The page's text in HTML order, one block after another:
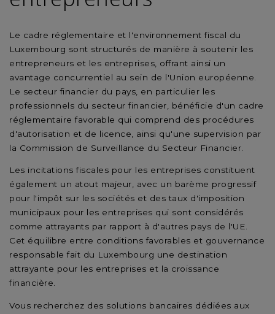
Le cadre réglementaire et l'environnement fiscal du
Luxembourg sont structurés de manière à soutenir les
entrepreneurs et les entreprises, offrant ainsi un
avantage concurrentiel au sein de l'Union européenne.
Le secteur financier du pays, en particulier les
professionnels du secteur financier, bénéficie d'un cadre
réglementaire favorable qui comprend des procédures
d'autorisation et de licence, ainsi qu'une supervision par
la Commission de Surveillance du Secteur Financier.
Les incitations fiscales pour les entreprises constituent
également un atout majeur, avec un barème progressif
pour l'impôt sur les sociétés et des taux d'imposition
municipaux pour les entreprises qui sont considérés
comme attrayants par rapport à d'autres pays de l'UE.
Cet équilibre entre conditions favorables et gouvernance
responsable fait du Luxembourg une destination
attrayante pour les entreprises et la croissance
financière.
Vous recherchez des solutions bancaires dédiées aux